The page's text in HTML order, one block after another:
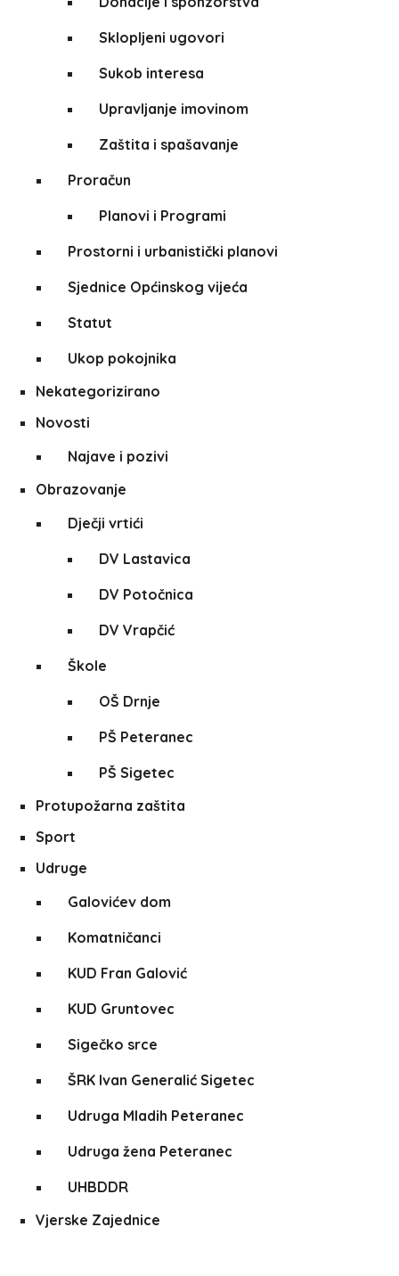
Sklopljeni ugovori
Sukob interesa
Upravljanje imovinom
Zaštita i spašavanje
Proračun
Planovi i Programi
Prostorni i urbanistički planovi
Sjednice Općinskog vijeća
Statut
Ukop pokojnika
Nekategorizirano
Novosti
Najave i pozivi
Obrazovanje
Dječji vrtići
DV Lastavica
DV Potočnica
DV Vrapčić
Škole
OŠ Drnje
PŠ Peteranec
PŠ Sigetec
Protupožarna zaštita
Sport
Udruge
Galovićev dom
Komatničanci
KUD Fran Galović
KUD Gruntovec
Sigečko srce
ŠRK Ivan Generalić Sigetec
Udruga Mladih Peteranec
Udruga žena Peteranec
UHBDDR
Vjerske Zajednice